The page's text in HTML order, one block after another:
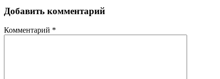
Добавить комментарий
Комментарий *